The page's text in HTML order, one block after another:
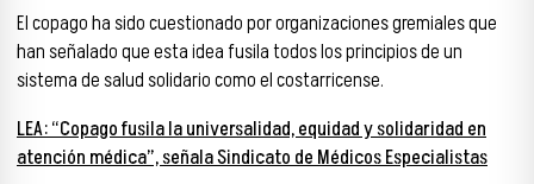
El copago ha sido cuestionado por organizaciones gremiales que
han señalado que esta idea fusila todos los principios de un
sistema de salud solidario como el costarricense.
LEA: “Copago fusila la universalidad, equidad y solidaridad en
atención médica”, señala Sindicato de Médicos Especialistas